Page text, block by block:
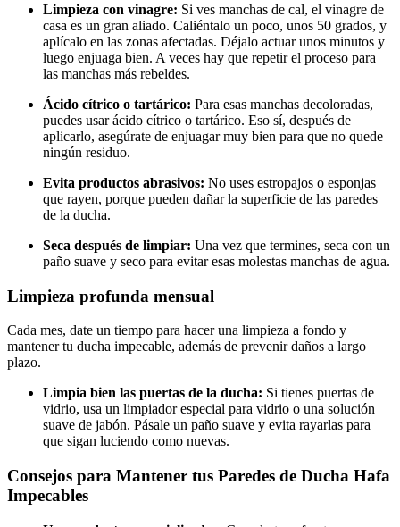
Limpieza con vinagre: Si ves manchas de cal, el vinagre de
casa es un gran aliado. Caliéntalo un poco, unos 50 grados, y
aplícalo en las zonas afectadas. Déjalo actuar unos minutos y
luego enjuaga bien. A veces hay que repetir el proceso para
las manchas más rebeldes.
Ácido cítrico o tartárico: Para esas manchas decoloradas,
puedes usar ácido cítrico o tartárico. Eso sí, después de
aplicarlo, asegúrate de enjuagar muy bien para que no quede
ningún residuo.
Evita productos abrasivos: No uses estropajos o esponjas
que rayen, porque pueden dañar la superficie de las paredes
de la ducha.
Seca después de limpiar: Una vez que termines, seca con un
paño suave y seco para evitar esas molestas manchas de agua.
Limpieza profunda mensual
Cada mes, date un tiempo para hacer una limpieza a fondo y
mantener tu ducha impecable, además de prevenir daños a largo
plazo.
Limpia bien las puertas de la ducha: Si tienes puertas de
vidrio, usa un limpiador especial para vidrio o una solución
suave de jabón. Pásale un paño suave y evita rayarlas para
que sigan luciendo como nuevas.
Consejos para Mantener tus Paredes de Ducha Hafa
Impecables